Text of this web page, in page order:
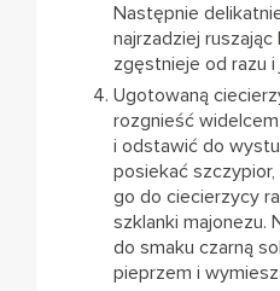
Następnie
najrzadziej
zgęstnieje od razu
Ugotowaną
rozgnieść
i odstawić do
posiekać
go do ciecierzycy
szklanki majonezu.
do smaku czarną
pieprzem i